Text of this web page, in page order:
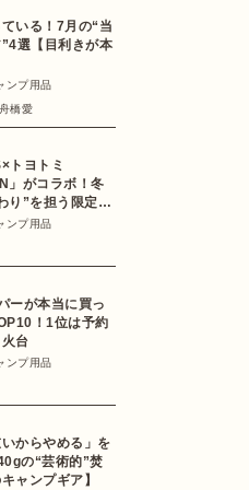
いる！7月の“当
選【目利きが本
ンプ用品
橋愛
トヨトミ
」がコラボ！冬
り”を担う限定
ーブが登場
ンプ用品
ーが本当に買っ
！1位は予約
台
ンプ用品
いからやめる」を
の“芸術的”焚
ャンプギア】